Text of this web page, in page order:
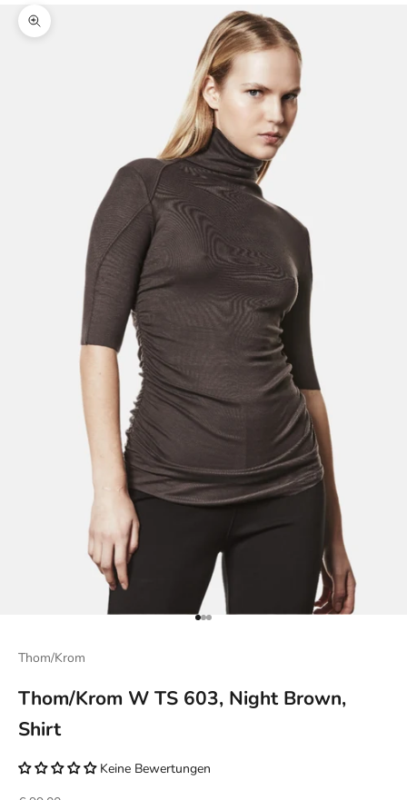
Bild vergrößern
Gehe zu Element 1
Gehe zu Element 2
Gehe zu Element 3
Thom/Krom
Thom/Krom W TS 603, Night Brown,
Shirt
Keine Bewertungen